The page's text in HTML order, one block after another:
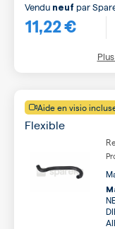
11,22 €
Vendu neuf par
Aide en visio
Flexible